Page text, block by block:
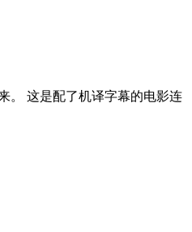
。 这是配了机译字幕的电影连